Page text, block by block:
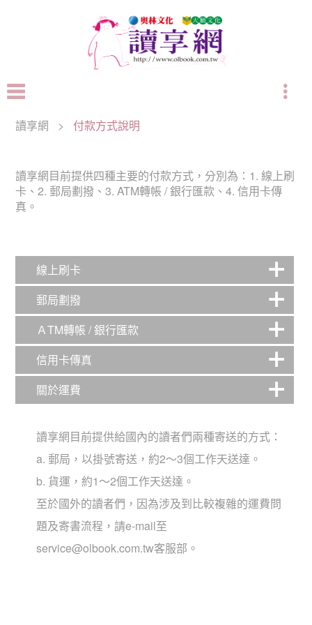
讀享網 > 付款方式說明
讀享網目前提供四種主要的付款方式，分別為：1. 線上刷
卡、2. 郵局劃撥、3. ATM轉帳 / 銀行匯款、4. 信用卡傳
真。
線上刷卡
郵局劃撥
ＡTM轉帳 / 銀行匯款
信用卡傳真
關於運費
讀享網目前提供給國內的讀者們兩種寄送的方式：
a. 郵局，以掛號寄送，約2～3個工作天送達。
b. 貨運，約1～2個工作天送達。
至於國外的讀者們，因為涉及到比較複雜的運費問
題及寄書流程，請e-mail至
service@olbook.com.tw客服部。